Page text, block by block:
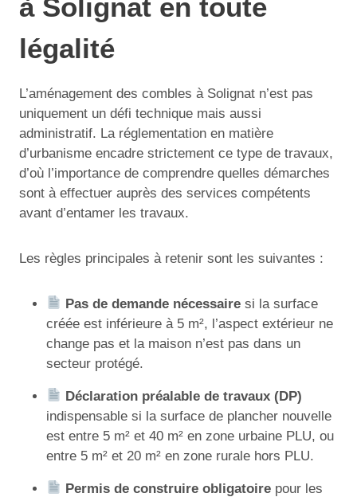
à Solignat en toute
légalité
L’aménagement des combles à Solignat n’est pas
uniquement un défi technique mais aussi
administratif. La réglementation en matière
d’urbanisme encadre strictement ce type de travaux,
d’où l’importance de comprendre quelles démarches
sont à effectuer auprès des services compétents
avant d’entamer les travaux.
Les règles principales à retenir sont les suivantes :
Pas de demande nécessaire si la surface
créée est inférieure à 5 m², l’aspect extérieur ne
change pas et la maison n’est pas dans un
secteur protégé.
Déclaration préalable de travaux (DP)
indispensable si la surface de plancher nouvelle
est entre 5 m² et 40 m² en zone urbaine PLU, ou
entre 5 m² et 20 m² en zone rurale hors PLU.
Permis de construire obligatoire pour les